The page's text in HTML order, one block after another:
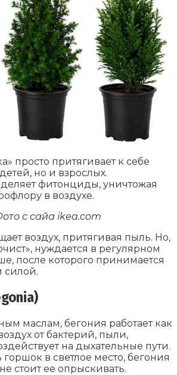
просто притягивает к себе
но и взрослых.
фитонциды, уничтожая
в воздухе.
с сайа ikea.com
воздух, притягивая пыль. Но,
нуждается в регулярном
после которого принимается
силой.
маслам, бегония работает как
от бактерий, пыли,
на дыхательные пути.
в светлое место, бегония
стоит ее опрыскивать.